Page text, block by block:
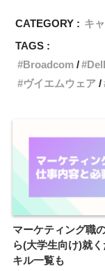
CATEGORY : キ
TAGS :
Broadcom
Dell
ヴイエムウェア
マーケティング職
ら(大学生向け)就
キル一覧も